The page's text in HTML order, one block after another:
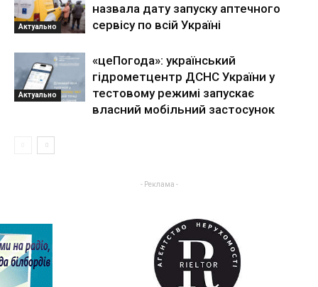
Актуально
назвала дату запуску аптечного
сервісу по всій Україні
Актуально
«цеПогода»: український
гідрометцентр ДСНС України у
тестовому режимі запускає
власний мобільний застосунок
- Реклама -